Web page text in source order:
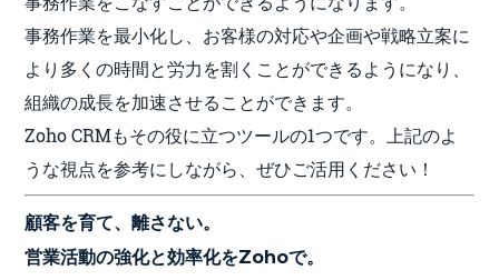
事務作業を最小化し、お客様の対応や企画や戦略立案に
より多くの時間と労力を割くことができるようになり、
組織の成長を加速させることができます。
Zoho CRMもその役に立つツールの1つです。上記のよ
うな視点を参考にしながら、ぜひご活用ください！
顧客を育て、離さない。
営業活動の強化と効率化をZohoで。